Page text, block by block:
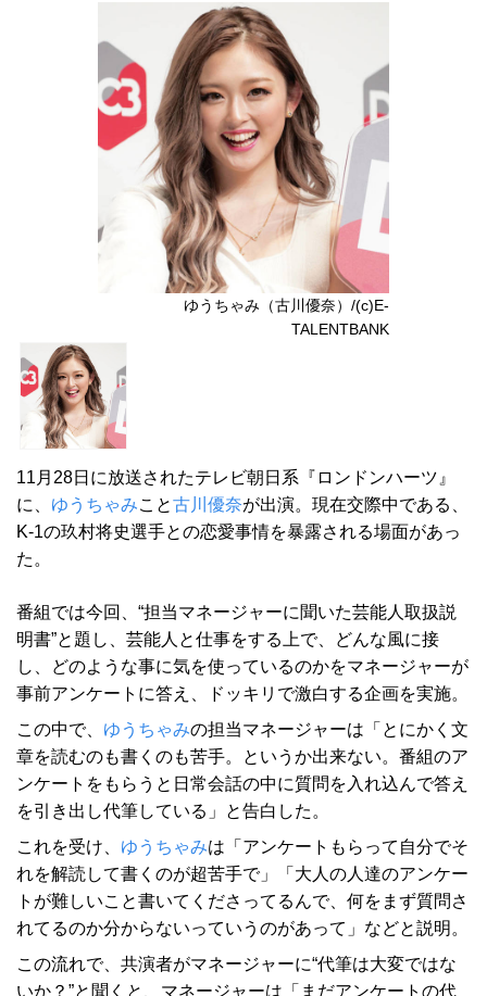
ゆうちゃみ（古川優奈）/(c)E-
TALENTBANK
11月28日に放送されたテレビ朝日系『ロンドンハーツ』
に、 ゆうちゃみこと古川優奈が出演。現在交際中である、
K-1の玖村将史選手との恋愛事情を暴露される場面があっ
た。
番組では今回、“担当マネージャーに聞いた芸能人取扱説
明書”と題し、芸能人と仕事をする上で、どんな風に接
し、どのような事に気を使っているのかをマネージャーが
事前アンケートに答え、ドッキリで激白する企画を実施。
この中で、 ゆうちゃみの担当マネージャーは「とにかく文
章を読むのも書くのも苦手。というか出来ない。番組のア
ンケートをもらうと日常会話の中に質問を入れ込んで答え
を引き出し代筆している」と告白した。
これを受け、 ゆうちゃみは「アンケートもらって自分でそ
れを解読して書くのが超苦手で」「大人の人達のアンケー
トが難しいこと書いてくださってるんで、何をまず質問さ
れてるのか分からないっていうのがあって」などと説明。
この流れで、共演者がマネージャーに“代筆は大変ではな
いか？”と聞くと、マネージャーは「まだアンケートの代